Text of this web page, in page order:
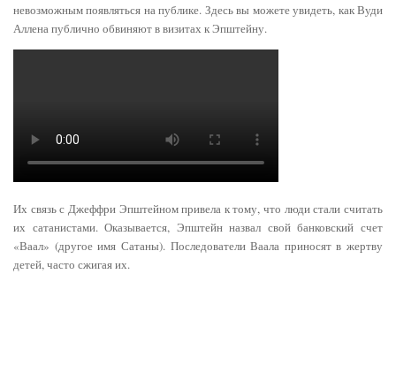
невозможным появляться на публике. Здесь вы можете увидеть, как Вуди
Аллена публично обвиняют в визитах к Эпштейну.
Их связь с Джеффри Эпштейном привела к тому, что люди стали считать
их сатанистами. Оказывается, Эпштейн назвал свой банковский счет
«Ваал» (другое имя Сатаны). Последователи Ваала приносят в жертву
детей, часто сжигая их.